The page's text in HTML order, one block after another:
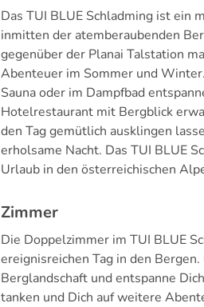
Das TUI BLUE Schladming ist ein
inmitten der atemberaubenden
gegenüber der Planai Talstation
Abenteuer im Sommer und
Sauna oder im Dampfbad
Hotelrestaurant mit Bergblick
den Tag gemütlich ausklingen
erholsame Nacht. Das TUI BLUE
Urlaub in den österreichischen
Zimmer
Die Doppelzimmer im TUI BLUE
ereignisreichen Tag in den
Berglandschaft und entspanne
tanken und Dich auf weitere